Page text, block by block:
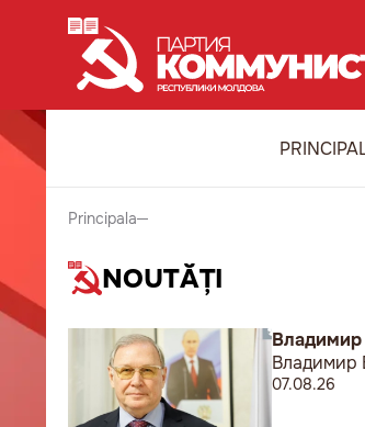
Principala
NOUTĂȚI
Владимир
Владимир
07.08.26